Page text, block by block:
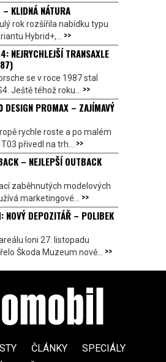
KLIDNÁ NÁTURA
rok rozšířila nabídku typu
Hybrid+,... >>
NEJRYCHLEJŠÍ TRANSAXLE
se v roce 1987 stal
Ještě téhož roku... >>
DESIGN PROMAX – ZAJÍMAVÝ
rychle roste a po malém
přivedl na trh... >>
– NEJLEPŠÍ OUTBACK
zaběhnutých modelových
marketingové... >>
NOVÝ DEPOZITÁŘ – POLIBEK
loni 27. listopadu
Škoda Muzeum nově... >>
ČLÁNKY
SPECIÁLY